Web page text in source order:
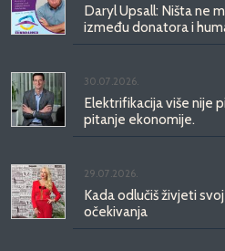
Daryl Upsall: Ništa ne
između donatora i
30.07.2026.
Elektrifikacija više nije
pitanje ekonomije.
29.07.2026.
Kada odlučiš živjeti
očekivanja